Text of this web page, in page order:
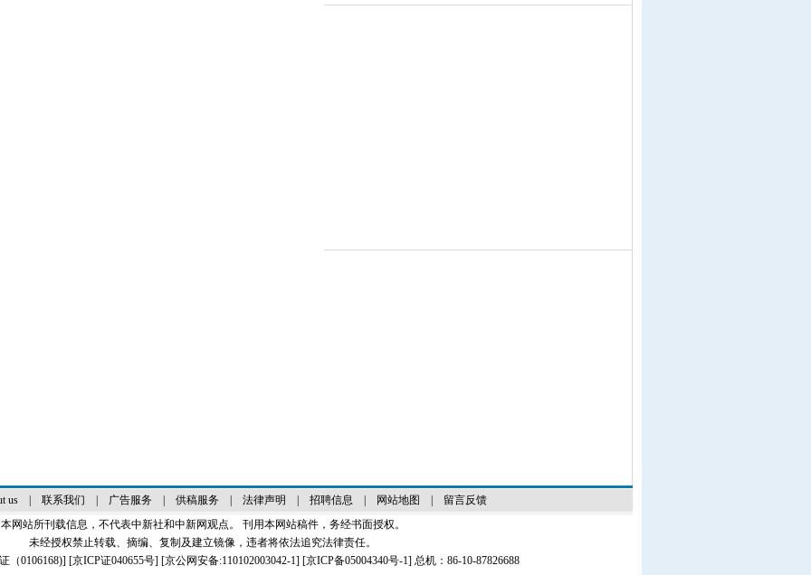
us| 联系我们 广告服务| 供稿服务| 法律声明 招聘信息 网站地图
留言反馈
本网站所刊载信息，不代表中新社和中新网观点。 刊用本网站稿件，务经书面授权。
未经授权禁止转载、摘编、复制及建立镜像，违者将依法追究法律责任。
（0106168)] [京ICP证040655号] [京公网安备:110102003042-1] [京ICP备05004340号-1] 总机：86-10-87826688